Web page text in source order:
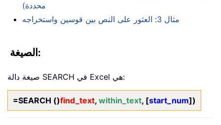
محددة)
مثال 3: العثور على النص بين قوسين واستخراجه
الصيغة:
صيغة دالة SEARCH في Excel هي:
=SEARCH ()find_text, within_text, [start_num])